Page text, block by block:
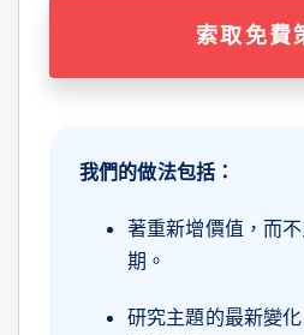
索取免費
我們的做法包括：
著重新增價值，而
期。
研究主題的最新變